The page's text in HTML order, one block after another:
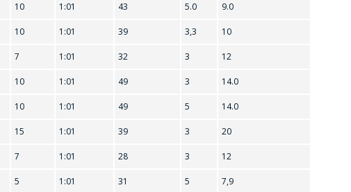
10 1:01 43 5.0 9.0
10 1:01 39 3,3 10
7 1:01 32 3 12
10 1:01 49 3 14.0
10 1:01 49 5 14.0
15 1:01 39 3 20
7 1:01 28 3 12
5 1:01 31 5 7,9